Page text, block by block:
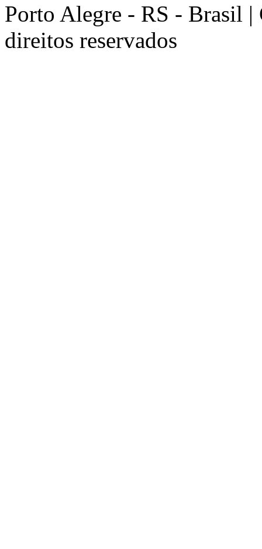
Porto Alegre - RS - Brasil
direitos reservados